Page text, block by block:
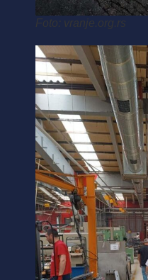
Foto: vranje.org.rs